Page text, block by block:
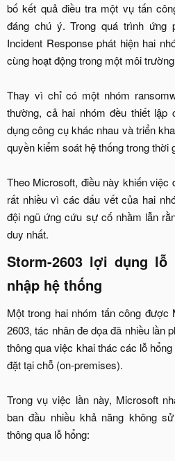
bố kết quả điều tra một vụ tấn
đáng chú ý. Trong quá trình ứng
Incident Response phát hiện hai
cùng hoạt động trong một môi
Thay vì chỉ có một nhóm
thường, cả hai nhóm đều thiết
dụng công cụ khác nhau và triển
quyền kiểm soát hệ thống trong thời
Theo Microsoft, điều này khiến việc
rất nhiều vì các dấu vết của hai
đội ngũ ứng cứu sự cố nhầm lẫn
duy nhất.​
Storm-2603 lợi dụng lỗ
nhập hệ thống​
Một trong hai nhóm tấn công được
2603, tác nhân đe dọa đã nhiều lần
thông qua việc khai thác các lỗ
đặt tại chỗ (on-premises).
Trong vụ việc lần này, Microsoft
ban đầu nhiều khả năng không
thông qua lỗ hổng: